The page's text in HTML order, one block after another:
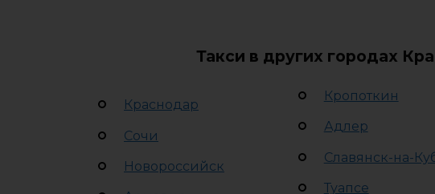
Такси в других городах
Краснодар
Сочи
Новороссийск
Кропоткин
Адлер
Славянск-на-
Туапсе